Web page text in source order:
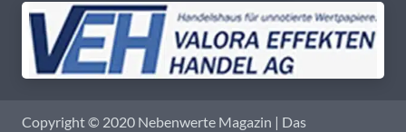
Copyright © 2020 Nebenwerte Magazin | Das